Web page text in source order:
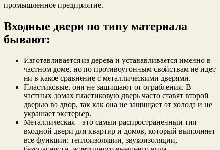
промышленное предприятие.
Входные двери по типу материала
бывают:
Изготавливается из дерева и устанавливается именно в
частном доме, но по противоугонным свойствам не идет
ни в какое сравнение с металлическими дверями.
Пластиковые, они не защищают от ограбления. В
частных домах пластиковую дверь часто ставят второй
дверью во двор, так как она не защищает от холода и не
украшает экстерьер.
Металлическая – это самый распространенный тип
входной двери для квартир и домов, который выполняет
все функции: теплоизоляции, звукоизоляции,